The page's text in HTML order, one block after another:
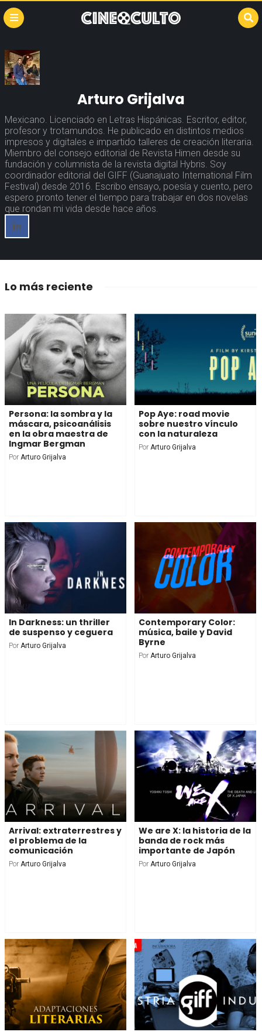
Arturo Grijalva
Mexicano. Licenciado en Letras Hispánicas. Escritor, editor,
profesor y trotamundos. He publicado en distintos medios
impresos y digitales e impartido talleres de creación literaria.
Miembro del consejo editorial de Revista Himen desde su
fundación y columnista de la revista digital Hybris. Soy
coordinador editorial del GIFF (Guanajuato International Film
Festival) desde 2016. Escribo ensayo, poesía y cuento, pero
espero pronto tener el tiempo para trabajar en dos novelas
que rondan mi vida desde hace años.
Lo más reciente
Persona: la sombra y la
máscara, psicoanálisis
en la obra maestra de
Ingmar Bergman
Por Arturo Grijalva
Pop Aye: road movie
sobre nuestro vínculo
con la naturaleza
Por Arturo Grijalva
In Darkness: un thriller
de suspenso y ceguera
Por Arturo Grijalva
Contemporary Color:
música, baile y David
Byrne
Por Arturo Grijalva
Arrival: extraterrestres y
el problema de la
comunicación
Por Arturo Grijalva
We are X: la historia de la
banda de rock más
importante de Japón
Por Arturo Grijalva